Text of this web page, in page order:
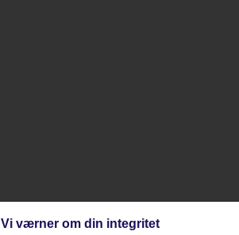
Vi værner om din integritet